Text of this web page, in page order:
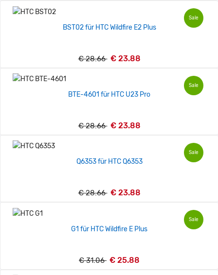
Sale
BST02 für HTC Wildfire E2 Plus
€ 28.66 € 23.88
Sale
BTE-4601 für HTC U23 Pro
€ 28.66 € 23.88
Sale
Q6353 für HTC Q6353
€ 28.66 € 23.88
Sale
G1 für HTC Wildfire E Plus
€ 31.06 € 25.88